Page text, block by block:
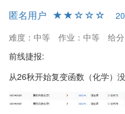
匿名用户
难度：中等
作业：中等 给
前线捷报:
从26秋开始复变函数（化学）没